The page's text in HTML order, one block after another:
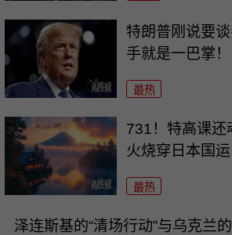
特朗普刚说要
手就是一巴掌！
最热
731！特高课还
火烧穿日本国运
最热
泽连斯基的“清场行动”与乌克兰